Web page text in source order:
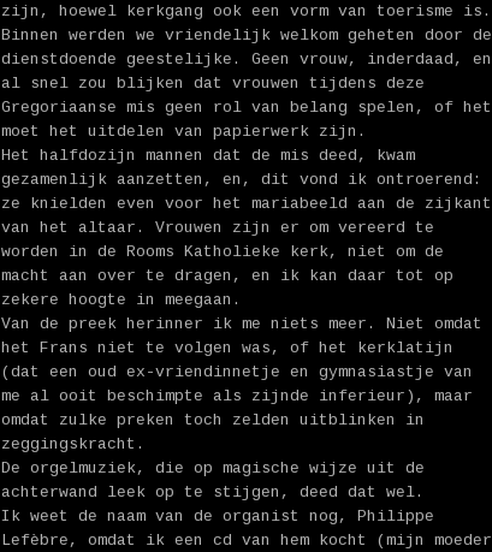
zijn, hoewel kerkgang ook een vorm van toerisme is.
Binnen werden we vriendelijk welkom geheten door de
dienstdoende geestelijke. Geen vrouw, inderdaad, en
al snel zou blijken dat vrouwen tijdens deze
Gregoriaanse mis geen rol van belang spelen, of het
moet het uitdelen van papierwerk zijn.
Het halfdozijn mannen dat de mis deed, kwam
gezamenlijk aanzetten, en, dit vond ik ontroerend:
ze knielden even voor het mariabeeld aan de zijkant
van het altaar. Vrouwen zijn er om vereerd te
worden in de Rooms Katholieke kerk, niet om de
macht aan over te dragen, en ik kan daar tot op
zekere hoogte in meegaan.
Van de preek herinner ik me niets meer. Niet omdat
het Frans niet te volgen was, of het kerklatijn
(dat een oud ex-vriendinnetje en gymnasiastje van
me al ooit beschimpte als zijnde inferieur), maar
omdat zulke preken toch zelden uitblinken in
zeggingskracht.
De orgelmuziek, die op magische wijze uit de
achterwand leek op te stijgen, deed dat wel.
Ik weet de naam van de organist nog, Philippe
Lefèbre, omdat ik een cd van hem kocht (mijn moeder